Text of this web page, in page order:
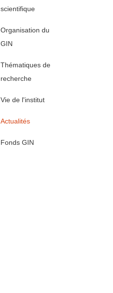
scientifique
Organisation du
GIN
Thématiques de
recherche
Vie de l'institut
Actualités
Fonds GIN